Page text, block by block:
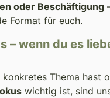
oder Beschäftigung
Format für euch.
– wenn du es
konkretes Thema hast
wichtig ist, sind